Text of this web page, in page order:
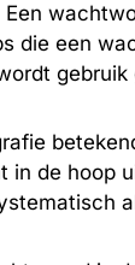
die een
gebruik
in de hoop